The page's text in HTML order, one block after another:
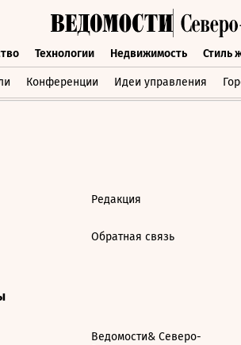
Технологии Недвижимость Стиль
Конференции Идеи управления
Технологии Недвижимость
Редакция
Обратная связь
Ведомости& Северо-